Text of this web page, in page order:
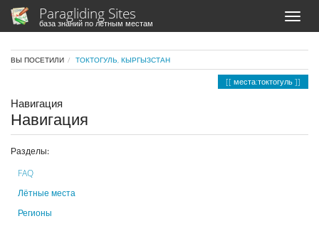
Paragliding Sites
база знаний по лётным местам
ВЫ ПОСЕТИЛИ ТОКТОГУЛЬ, КЫРГЫЗСТАН
места:токтогуль
Навигация
Навигация
Разделы:
FAQ
Лётные места
Регионы